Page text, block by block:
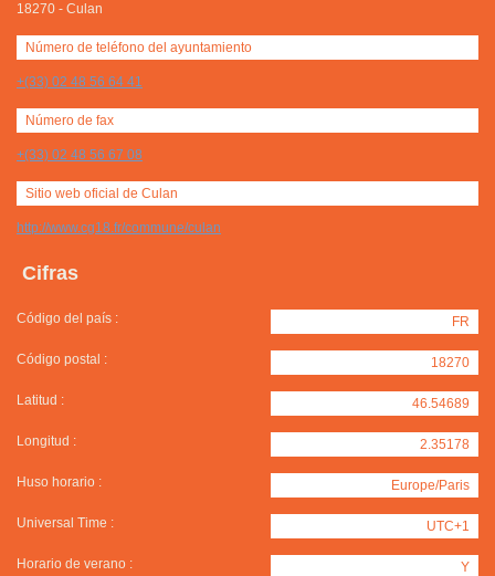
18270 - Culan
Número de teléfono del ayuntamiento
+(33) 02 48 56 64 41
Número de fax
+(33) 02 48 56 67 08
Sitio web oficial de Culan
http://www.cg18.fr/commune/culan
Cifras
Código del país : FR
Código postal : 18270
Latitud : 46.54689
Longitud : 2.35178
Huso horario : Europe/Paris
Universal Time : UTC+1
Horario de verano : Y